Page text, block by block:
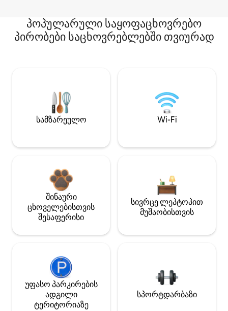
პოპულარული საყოფაცხოვრებო
პირობები საცხოვრებლებში თვიურად
სამზარეულო Wi-Fi
შინაური
ცხოველებისთვის
შესაფერისი
სივრცე ლეპტოპით
მუშაობისთვის
უფასო პარკირების
ადგილი
ტერიტორიაზე
სპორტდარბაზი